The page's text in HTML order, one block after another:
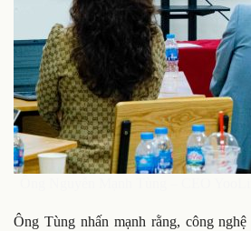
Ông Tùng nhấn mạnh rằng, công